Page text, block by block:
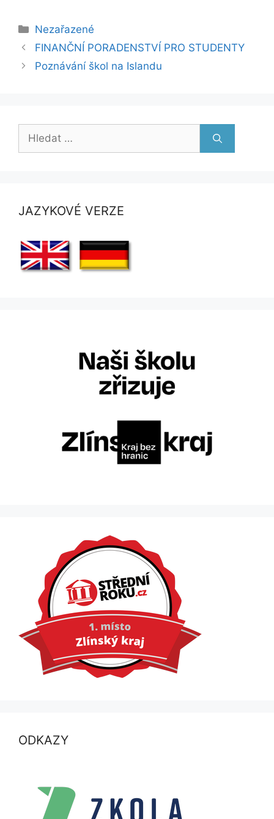
Rubriky
Nezařazené
FINANČNÍ PORADENSTVÍ PRO STUDENTY
Poznávání škol na Islandu
Hledat:
JAZYKOVÉ VERZE
ODKAZY